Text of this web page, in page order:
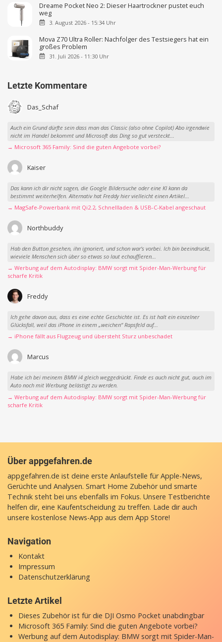
Dreame Pocket Neo 2: Dieser Haartrockner pustet euch
weg
3. August 2026 - 15:34 Uhr
Mova Z70 Ultra Roller: Nachfolger des Testsiegers hat ein
großes Problem
31. Juli 2026 - 11:30 Uhr
Letzte Kommentare
Das_Schaf
Auch ein Grund dürfte sein dass man das Classic (also ohne Copilot) Abo irgendwie
nicht im Handel bekommt und Microsoft das Ding so gut versteckt...
→ Microsoft 365 Family: Sind die guten Angebote vorbei?
Kaiser
Das kann ich dir nicht sagen, die Google Bildersuche oder eine KI kann da
bestimmt weiterhelfen. Alternativ hat Freddy hier vielleicht einen Artikel...
→ MagSafe-Powerbank mit Qi2.2, Schnellladen & USB-C-Kabel angeschaut
Northbuddy
Hab den Button gesehen, ihn ignoriert, und schon war‘s vorbei. Ich bin beeindruckt,
wieviele Menschen sich über so etwas so laut echauffieren...
→ Werbung auf dem Autodisplay: BMW sorgt mit Spider-Man-Werbung für
scharfe Kritik
Freddy
Ich gehe davon aus, dass es eine echte Geschichte ist. Es ist halt ein einzelner
Glücksfall, weil das iPhone in einem „weichen“ Rapsfeld auf...
→ iPhone fällt aus Flugzeug und übersteht Sturz unbeschadet
Marcus
Habe ich bei meinem BMW i4 gleich weggedrückt. Finde es auch nicht gut, auch im
Auto noch mit Werbung belästigt zu werden.
→ Werbung auf dem Autodisplay: BMW sorgt mit Spider-Man-Werbung für
scharfe Kritik
Über appgefahren.de
appgefahren.de ist deine erste Anlaufstelle für Apple-News,
Gerüchte und Analysen. Smart Home Zubehör und smarte
Technik steht bei uns ebenfalls im Fokus. Unsere Testberichte
helfen dir, eine Kaufentscheidung zu treffen. Lade dir auch
unsere kostenlose News-App aus dem App Store!
Navigation
Kontakt
Impressum
Datenschutzerklärung
Letzte Artikel
Dieses Zubehör ist für die DJI Osmo Pocket unabdingbar
Microsoft 365 Family: Sind die guten Angebote vorbei?
Werbung auf dem Autodisplay: BMW sorgt mit Spider-Man-